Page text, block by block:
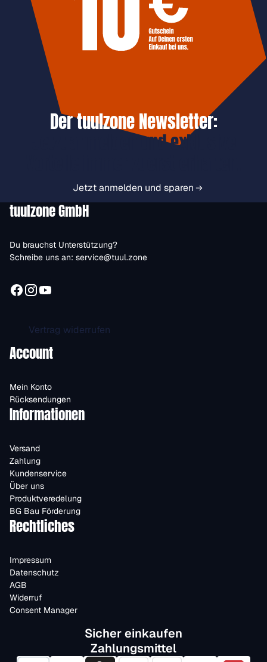
Der tuulzone Newsletter:
Jetzt anmelden und exklusive
Jetzt anmelden und sparen
tuulzone GmbH
Du brauchst Unterstützung?
Schreibe uns an: service@tuul.zone
Vertrag widerrufen
Account
Mein Konto
Rücksendungen
Informationen
Versand
Zahlung
Kundenservice
Über uns
Produktveredelung
BG Bau Förderung
Rechtliches
Impressum
Datenschutz
AGB
Widerruf
Consent Manager
Sicher einkaufen
Zahlungsmittel